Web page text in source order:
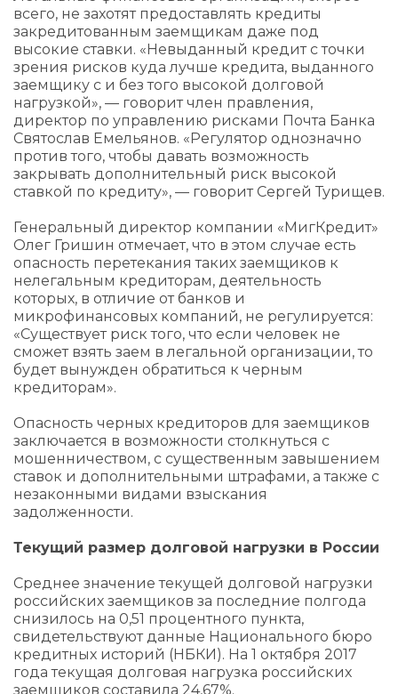
всего, не захотят предоставлять кредиты
закредитованным заемщикам даже под
высокие ставки. «Невыданный кредит с точки
зрения рисков куда лучше кредита, выданного
заемщику с и без того высокой долговой
нагрузкой», — говорит член правления,
директор по управлению рисками Почта Банка
Святослав Емельянов. «Регулятор однозначно
против того, чтобы давать возможность
закрывать дополнительный риск высокой
ставкой по кредиту», — говорит Сергей Турищев.
Генеральный директор компании «МигКредит»
Олег Гришин отмечает, что в этом случае есть
опасность перетекания таких заемщиков к
нелегальным кредиторам, деятельность
которых, в отличие от банков и
микрофинансовых компаний, не регулируется:
«Существует риск того, что если человек не
сможет взять заем в легальной организации, то
будет вынужден обратиться к черным
кредиторам».
Опасность черных кредиторов для заемщиков
заключается в возможности столкнуться с
мошенничеством, с существенным завышением
ставок и дополнительными штрафами, а также с
незаконными видами взыскания
задолженности.
Текущий размер долговой нагрузки в России
Среднее значение текущей долговой нагрузки
российских заемщиков за последние полгода
снизилось на 0,51 процентного пункта,
свидетельствуют данные Национального бюро
кредитных историй (НБКИ). На 1 октября 2017
года текущая долговая нагрузка российских
заемщиков составила 24,67%.